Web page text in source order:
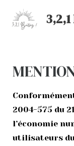
2004-575 du
l’économie
utilisateurs du